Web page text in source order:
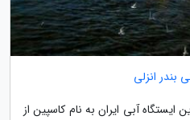
بندر انزلی
ایستگاه آبی ایران به نام کاسپین از